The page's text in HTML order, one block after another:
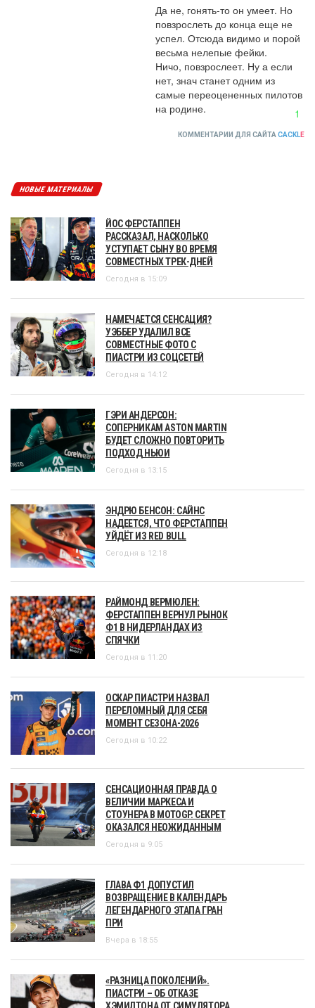
Да не, гонять-то он умеет. Но
повзрослеть до конца еще не
успел. Отсюда видимо и порой
весьма нелепые фейки.
Ничо, повзрослеет. Ну а если
нет, знач станет одним из
самые переоцененных пилотов
на родине.
1
КОММЕНТАРИИ ДЛЯ САЙТА CACKLE
НОВЫЕ МАТЕРИАЛЫ
ЙОС ФЕРСТАППЕН
РАССКАЗАЛ, НАСКОЛЬКО
УСТУПАЕТ СЫНУ ВО ВРЕМЯ
СОВМЕСТНЫХ ТРЕК-ДНЕЙ
Сегодня в 15:09
НАМЕЧАЕТСЯ СЕНСАЦИЯ?
УЭББЕР УДАЛИЛ ВСЕ
СОВМЕСТНЫЕ ФОТО С
ПИАСТРИ ИЗ СОЦСЕТЕЙ
Сегодня в 14:12
ГЭРИ АНДЕРСОН:
СОПЕРНИКАМ ASTON MARTIN
БУДЕТ СЛОЖНО ПОВТОРИТЬ
ПОДХОД НЬЮИ
Сегодня в 13:15
ЭНДРЮ БЕНСОН: САЙНС
НАДЕЕТСЯ, ЧТО ФЕРСТАППЕН
УЙДЁТ ИЗ RED BULL
Сегодня в 12:18
РАЙМОНД ВЕРМЮЛЕН:
ФЕРСТАППЕН ВЕРНУЛ РЫНОК
Ф1 В НИДЕРЛАНДАХ ИЗ
СПЯЧКИ
Сегодня в 11:20
ОСКАР ПИАСТРИ НАЗВАЛ
ПЕРЕЛОМНЫЙ ДЛЯ СЕБЯ
МОМЕНТ СЕЗОНА-2026
Сегодня в 10:22
СЕНСАЦИОННАЯ ПРАВДА О
ВЕЛИЧИИ МАРКЕСА И
СТОУНЕРА В MOTOGP. СЕКРЕТ
ОКАЗАЛСЯ НЕОЖИДАННЫМ
Сегодня в 9:05
ГЛАВА Ф1 ДОПУСТИЛ
ВОЗВРАЩЕНИЕ В КАЛЕНДАРЬ
ЛЕГЕНДАРНОГО ЭТАПА ГРАН
ПРИ
Вчера в 18:55
«РАЗНИЦА ПОКОЛЕНИЙ».
ПИАСТРИ – ОБ ОТКАЗЕ